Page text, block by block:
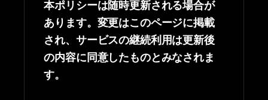
本ポリシーは随時更新される場合が
あります。変更はこのページに掲載
され、サービスの継続利用は更新後
の内容に同意したものとみなされま
す。